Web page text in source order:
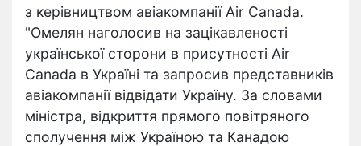
з керівництвом авіакомпанії Air Canada.
"Омелян наголосив на зацікавленості
української сторони в присутності Air
Canada в Україні та запросив представників
авіакомпанії відвідати Україну. За словами
міністра, відкриття прямого повітряного
сполучення між Україною та Канадою